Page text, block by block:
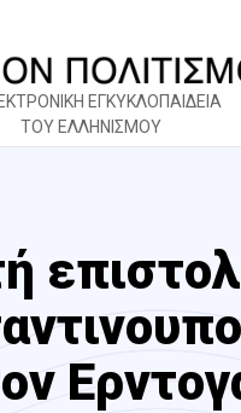
ΕΓΚΥΚΛΟΠΑΙΔΕΙΑ
ΤΟΥ ΕΛΛΗΝΙΣΜΟΥ